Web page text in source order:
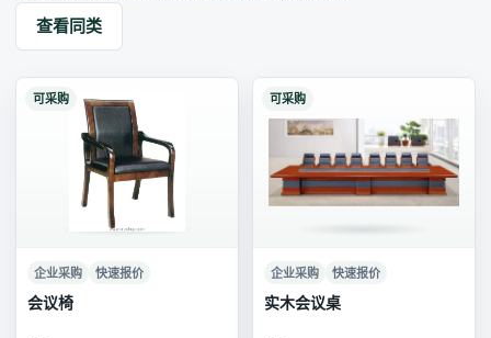
查看同类
可采购
企业采购 快速报价
会议椅
可采购
企业采购 快速报价
实木会议桌